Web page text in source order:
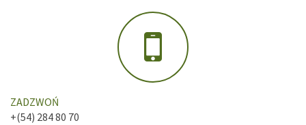
ZADZWOŃ
+(54) 284 80 70